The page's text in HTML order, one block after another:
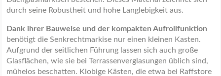
durch seine Robustheit und hohe Langlebigkeit aus.
Dank ihrer Bauweise und der kompakten Aufrollfunktion
benötigt die Senkrechtmarkise nur einen kleinen Kasten.
Aufgrund der seitlichen Führung lassen sich auch große
Glasflächen, wie sie bei Terrassenverglasungen üblich sind,
mühelos beschatten. Klobige Kästen, die etwa bei Raffstore